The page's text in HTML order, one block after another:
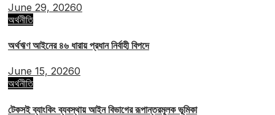
June 29, 20260
অর্থনীতি
অর্থঋণ আইনের ৪৬ ধারায় প্রধান নির্বাহী বিপদে
June 15, 20260
অর্থনীতি
টেকসই ব্যাংকিং ব্যবস্থায় আইন বিভাগের রূপান্তরমূলক ভূমিকা